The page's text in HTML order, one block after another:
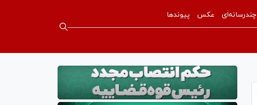
چندرسانه‌ای عکس پیوندها